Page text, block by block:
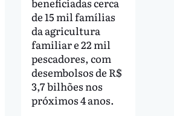
de 15 mil famílias
da agricultura
familiar e 22 mil
pescadores, com
desembolsos de R$
3,7 bilhões nos
próximos 4 anos.